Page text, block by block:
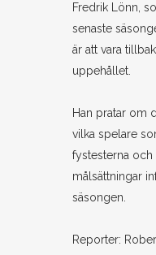
Fredrik Lönn,
senaste
är att vara
uppehållet.
Han pratar om
vilka spelare
fystesterna
målsättningar
säsongen.
Reporter: